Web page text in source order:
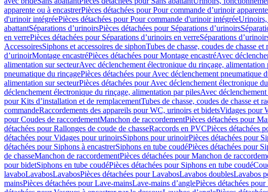
apparente ou à encastrerPièces détachées pour Pour commande d’urinoir
d'urinoir intégréePièces détachées pour Pour commande d'urinoir intégréeUrinoirs,
abattantSéparations d’urinoirsPièces détachées pour Séparations d’urinoirs
en verrePièces détachées pour Séparations d’urinoirs en verreSéparations
AccessoiresSiphons et accessoires de siphonTubes de chasse, coudes de chasse et
dʼurinoirMontage encastréPièces détachées pour Montage encastréAvec
alimentation sur secteurAvec déclenchement électronique du rinçage, alimentation
pneumatique du rinçagePièces détachées pour Avec déclenchement pneumatique
alimentation sur secteurPièces détachées pour Avec déclenchement électronique
déclenchement électronique du rinçage, alimentation par pilesAvec
pour Kits d’installation et de remplacementTubes de chasse, coudes de chasse et
commandeRaccordements des appareils pour WC, urinoirs et bidetsVidages pour
pour Coudes de raccordementManchon de raccordementPièces détachées pour
détachées pour Rallonges de coude de chasseRaccords en PVCPièces détachées
détachées pour Vidages pour urinoirsSiphons pour urinoirPièces détachées pour
détachées pour Siphons à encastrerSiphons en tube coudéPièces détachées pour
de chasseManchon de raccordementPièces détachées pour Manchon de
pour bidetSiphons en tube coudéPièces détachées pour Siphons en tube coudé
lavaboLavabosLavabosPièces détachées pour LavabosLavabos doublesLavabos
mainsPièces détachées pour Lave-mainsLave-mains d’anglePièces détachées